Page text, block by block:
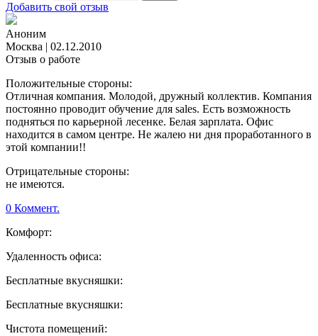
Добавить свой отзыв
Аноним
Москва | 02.12.2010
Отзыв о работе
Положительные стороны:
Отличная компания. Молодой, дружный коллектив. Компания
постоянно проводит обучение для sales. Есть возможность
подняться по карьерной лесенке. Белая зарплата. Офис
находится в самом центре. Не жалею ни дня проработанного в
этой компании!!
Отрицательные стороны:
не имеются.
0 Коммент.
Комфорт:
Удаленность офиса:
Бесплатные вкусняшки:
Бесплатные вкусняшки:
Чистота помещений: